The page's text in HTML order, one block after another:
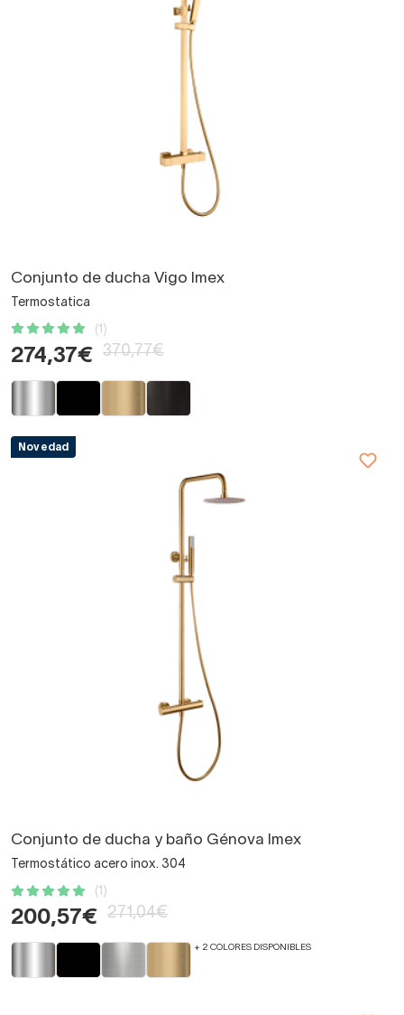
Conjunto de ducha Vigo Imex
Termostatica
(1)
274,37€ 370,77€
Novedad
Conjunto de ducha y baño Génova Imex
Termostático acero inox. 304
(1)
200,57€ 271,04€
+ 2 COLORES DISPONIBLES